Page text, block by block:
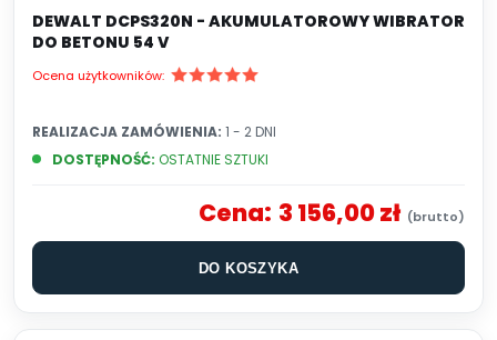
DEWALT DCPS320N - AKUMULATOROWY WIBRATOR
DO BETONU 54 V
Ocena użytkowników:
DOSTĘPNOŚĆ: OSTATNIE SZTUKI
REALIZACJA ZAMÓWIENIA: 1 - 2 DNI
Cena: 3 156,00 zł
DO KOSZYKA